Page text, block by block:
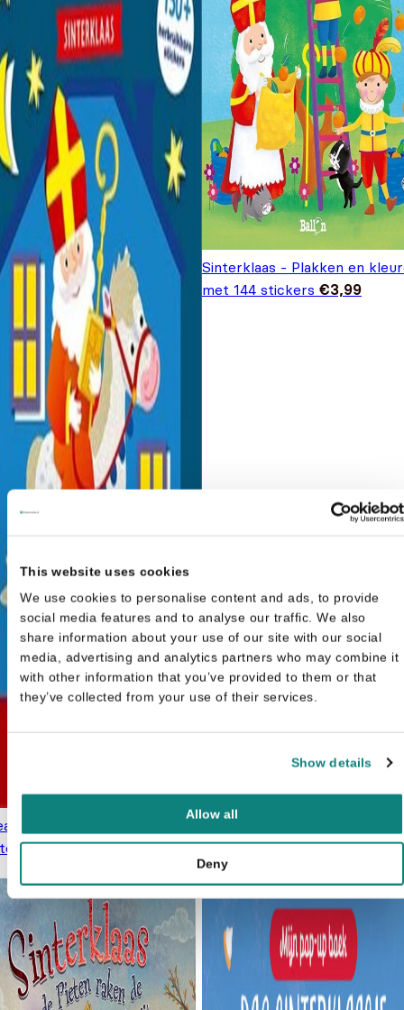
This website uses cookies
We use cookies to personalise content and ads, to provide
social media features and to analyse our traffic. We also
share information about your use of our site with our social
media, advertising and analytics partners who may combine it
with other information that you’ve provided to them or that
they’ve collected from your use of their services.
Show details
Allow all
Deny
met stickers
€4,99
Sinterklaas - Plakken en
met 144 stickers €3,99